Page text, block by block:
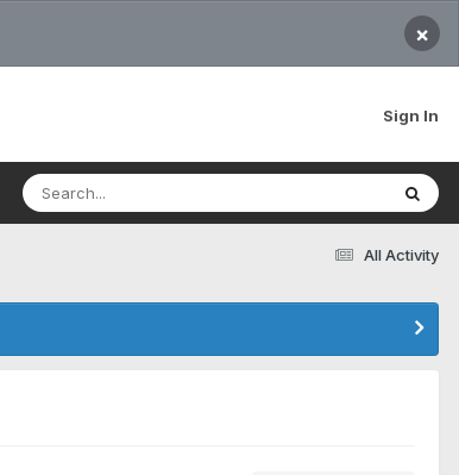
×
Sign In
All Activity